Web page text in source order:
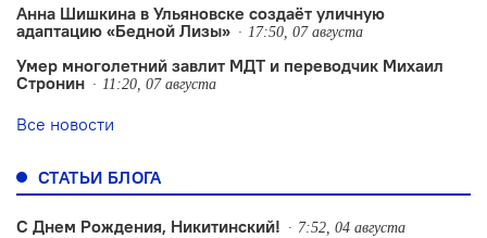
Анна Шишкина в Ульяновске создаëт уличную
адаптацию «Бедной Лизы»
17:50, 07 августа
Умер многолетний завлит МДТ и переводчик Михаил
Стронин
11:20, 07 августа
Все новости
СТАТЬИ БЛОГА
С Днем Рождения, Никитинский! 7:52, 04 августа